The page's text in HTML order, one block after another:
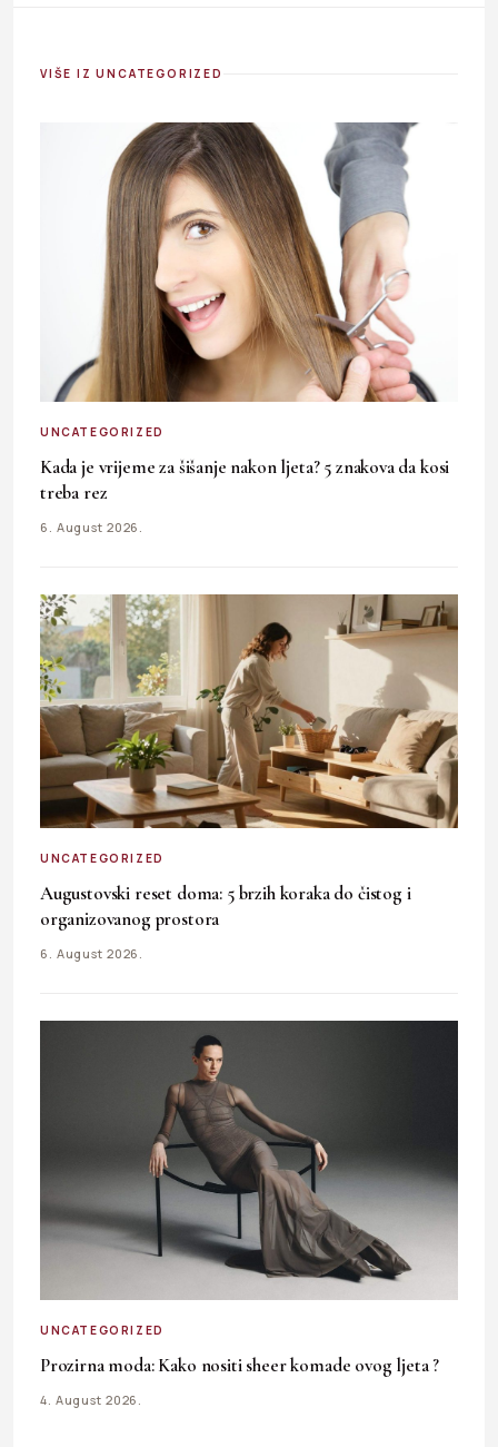
VIŠE IZ UNCATEGORIZED
UNCATEGORIZED
Kada je vrijeme za šišanje nakon ljeta? 5 znakova da kosi
treba rez
6. August 2026.
UNCATEGORIZED
Augustovski reset doma: 5 brzih koraka do čistog i
organizovanog prostora
6. August 2026.
UNCATEGORIZED
Prozirna moda: Kako nositi sheer komade ovog ljeta ?
4. August 2026.